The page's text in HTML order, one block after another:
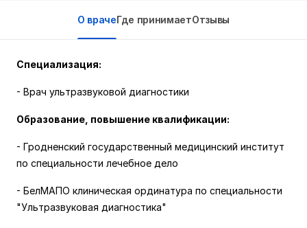
О врачеГде принимаетОтзывы
Специализация:
- Врач ультразвуковой диагностики
Образование, повышение квалификации:
- Гродненский государственный медицинский институт
по специальности лечебное дело
- БелМАПО клиническая ординатура по специальности
"Ультразвуковая диагностика"